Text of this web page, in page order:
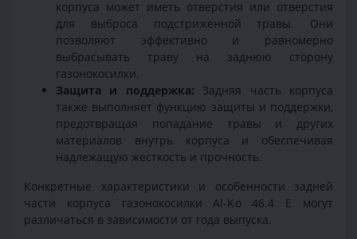
корпуса может иметь отверстия или отверстия
для выброса подстриженной травы. Они
позволяют эффективно и равномерно
выбрасывать траву на заднюю сторону
газонокосилки.
Защита и поддержка: Задняя часть корпуса
также выполняет функцию защиты и поддержки,
предотвращая попадание травы и других
материалов внутрь корпуса и обеспечивая
надлежащую жесткость и прочность.
Конкретные характеристики и особенности задней
части корпуса газонокосилки Al-Ko 46.4 E могут
различаться в зависимости от года выпуска.